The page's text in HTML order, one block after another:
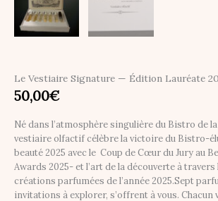
Le Vestiaire Signature — Édition Lauréate
50,00€
Né dans l’atmosphère singulière du Bistro de
vestiaire olfactif célèbre la victoire du Bistro-
beauté 2025 avec le Coup de Cœur du Jury au
Awards 2025- et l’art de la découverte à travers
créations parfumées de l’année 2025.Sept
invitations à explorer, s’offrent à vous. Chacun